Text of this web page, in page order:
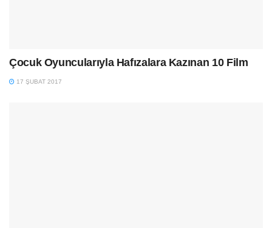
Çocuk Oyuncularıyla Hafızalara Kazınan 10 Film
17 ŞUBAT 2017